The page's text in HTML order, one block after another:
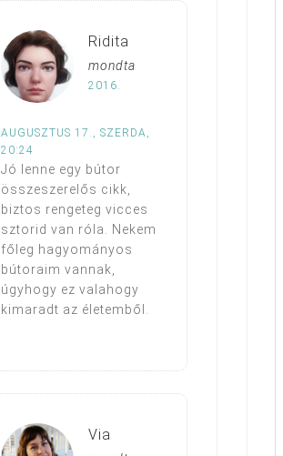
Ridita
mondta
2016.
AUGUSZTUS 17., SZERDA,
20:24
Jó lenne egy bútor
összeszerelős cikk,
biztos rengeteg vicces
sztorid van róla. Nekem
főleg hagyományos
bútoraim vannak,
úgyhogy ez valahogy
kimaradt az életemből.
Via